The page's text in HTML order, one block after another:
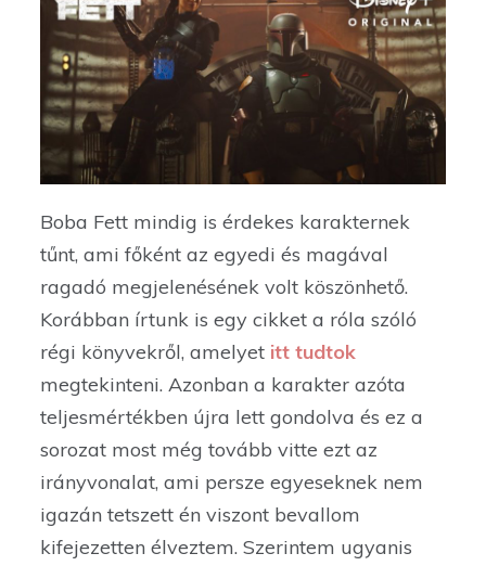
Boba Fett mindig is érdekes karakternek
tűnt, ami főként az egyedi és magával
ragadó megjelenésének volt köszönhető.
Korábban írtunk is egy cikket a róla szóló
régi könyvekről, amelyet itt tudtok
megtekinteni. Azonban a karakter azóta
teljesmértékben újra lett gondolva és ez a
sorozat most még tovább vitte ezt az
irányvonalat, ami persze egyeseknek nem
igazán tetszett én viszont bevallom
kifejezetten élveztem. Szerintem ugyanis